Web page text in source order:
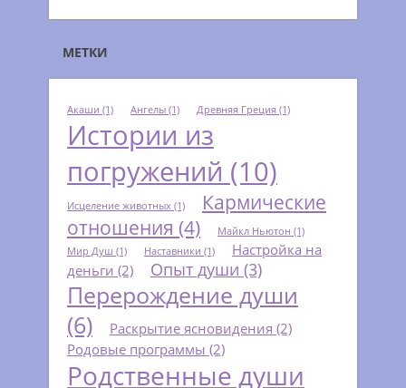
МЕТКИ
Акаши (1) Ангелы (1) Древняя Греция (1)
Истории из
погружений (10)
Исцеление животных (1)
Кармические
отношения (4) Майкл Ньютон (1)
Мир Душ (1) Наставники (1)
Настройка на
деньги (2) Опыт души (3)
Перерождение души
(6)
Раскрытие ясновидения (2)
Родовые программы (2)
Родственные души